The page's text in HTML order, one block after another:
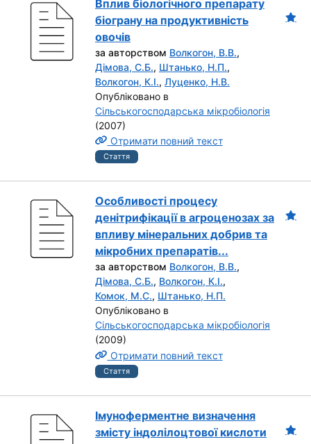
Вплив біологічного препарату
біограну на продуктивність
овочів
за авторством Волкогон, В.В.,
Дімова, С.Б., Штанько, Н.П.,
Волкогон, К.І., Луценко, Н.В.
Опубліковано в
Сільськогосподарська мікробіологія
(2007)
Отримати повний текст
Стаття
Особливості процесу
денітрифікації в агроценозах за
впливу мінеральних добрив та
мікробних препаратів...
за авторством Волкогон, В.В.,
Дімова, С.Б., Волкогон, К.І.,
Комок, М.С., Штанько, Н.П.
Опубліковано в
Сільськогосподарська мікробіологія
(2009)
Отримати повний текст
Стаття
Імуноферментне визначення
змісту індолілоцтової кислоти